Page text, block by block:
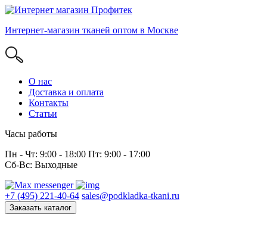
Интернет-магазин тканей оптом в Москве
О нас
Доставка и оплата
Контакты
Статьи
Часы работы
Пн - Чт: 9:00 - 18:00 Пт: 9:00 - 17:00
Сб-Вс: Выходные
+7 (495) 221-40-64 sales@podkladka-tkani.ru
Заказать каталог